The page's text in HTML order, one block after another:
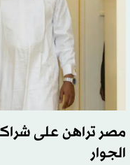
مصر تراهن على
الجوار